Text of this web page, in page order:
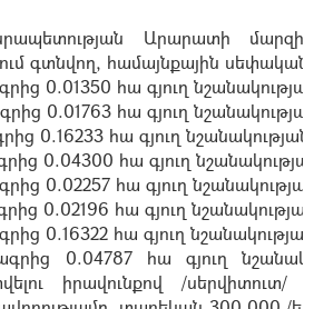
Արարատի
գտնվող, համայնքային
0.01350 հա գյուղ
0.01763 հա գյուղ
0.16233 հա գյուղ նշանակության
0.04300 հա գյուղ
0.02257 հա գյուղ
0.02196 հա գյուղ նշանակության
0.16322 հա գյուղ նշանակության
0.04787 հա գյուղ
իրավունքով /